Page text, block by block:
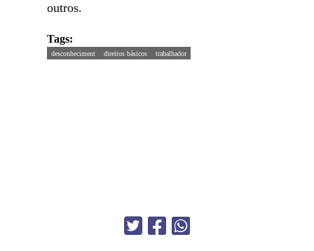
outros.
Tags:
desconheciment direitos básicos trabalhador